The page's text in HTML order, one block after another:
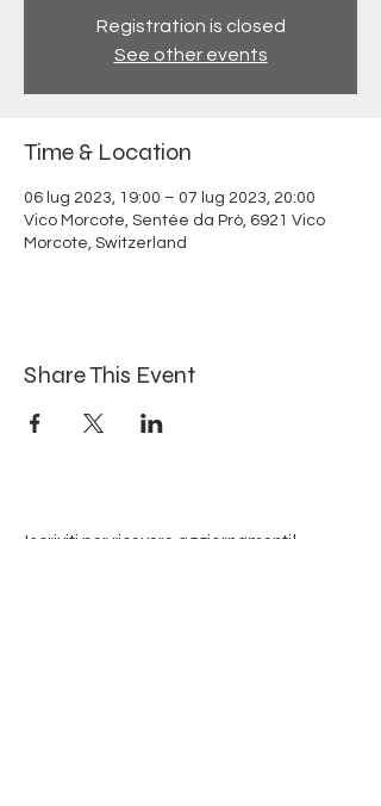
Registration is closed
See other events
Time & Location
06 lug 2023, 19:00 – 07 lug 2023, 20:00
Vico Morcote, Sentée da Prò, 6921 Vico
Morcote, Switzerland
Share This Event
Iscriviti per ricevere aggiornamenti!